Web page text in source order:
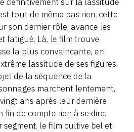
tout de même pas rien, cette
son dernier rôle, avance les
fatigué. Là, le film trouve
la plus convaincante, en
lassitude de ses figures.
de la séquence de la
marchent lentement,
ans après leur dernière
fin de compte rien à se dire.
segment, le film cultive bel et